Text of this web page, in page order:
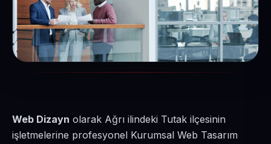
Web Dizayn olarak Ağrı ilindeki Tutak ilçesinin
işletmelerine profesyonel Kurumsal Web Tasarım